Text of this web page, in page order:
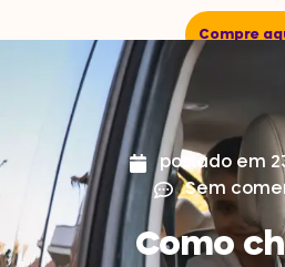
Compre
postado em
Sem
Como